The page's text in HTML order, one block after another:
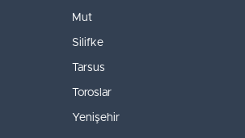
Mut
Silifke
Tarsus
Toroslar
Yenişehir